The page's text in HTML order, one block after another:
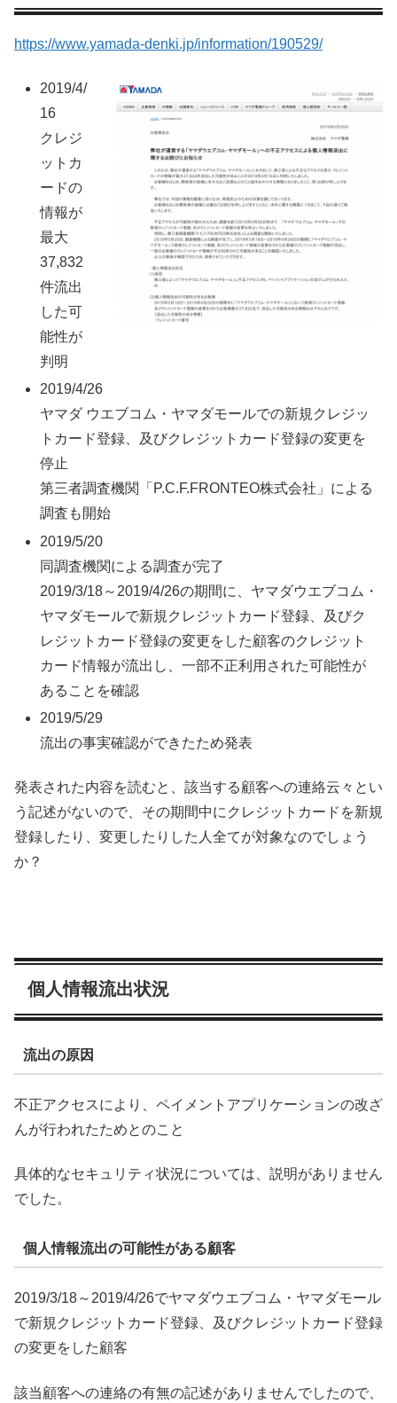
https://www.yamada-denki.jp/information/190529/
2019/4/
16
クレジ
ットカ
ードの
情報が
最大
37,832
件流出
した可
能性が
判明
2019/4/26
ヤマダ ウエブコム・ヤマダモールでの新規クレジッ
トカード登録、及びクレジットカード登録の変更を
停止
第三者調査機関「P.C.F.FRONTEO株式会社」による
調査も開始
2019/5/20
同調査機関による調査が完了
2019/3/18～2019/4/26の期間に、ヤマダウエブコム・
ヤマダモールで新規クレジットカード登録、及びク
レジットカード登録の変更をした顧客のクレジット
カード情報が流出し、一部不正利用された可能性が
あることを確認
2019/5/29
流出の事実確認ができたため発表
発表された内容を読むと、該当する顧客への連絡云々とい
う記述がないので、その期間中にクレジットカードを新規
登録したり、変更したりした人全てが対象なのでしょう
か？
個人情報流出状況
流出の原因
不正アクセスにより、ペイメントアプリケーションの改ざ
んが行われたためとのこと
具体的なセキュリティ状況については、説明がありません
でした。
個人情報流出の可能性がある顧客
2019/3/18～2019/4/26でヤマダウエブコム・ヤマダモール
で新規クレジットカード登録、及びクレジットカード登録
の変更をした顧客
該当顧客への連絡の有無の記述がありませんでしたので、